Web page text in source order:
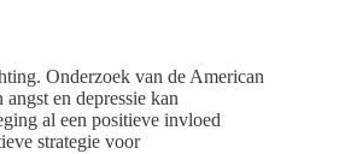
Onderzoek van de American
en depressie kan
al een positieve invloed
strategie voor